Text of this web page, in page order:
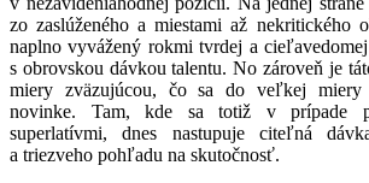
zo zaslúženého a miestami až nekritického
naplno vyvážený rokmi tvrdej a
s obrovskou dávkou talentu. No zároveň je
miery zväzujúcou, čo sa do veľkej miery
novinke. Tam, kde sa totiž v prípade
superlatívmi, dnes nastupuje citeľná
a triezveho pohľadu na skutočnosť.